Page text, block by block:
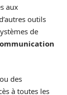
aux
outils
de
des
à toutes les